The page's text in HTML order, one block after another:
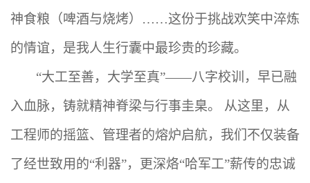
神食粮（啤酒与烧烤） ……这份于挑战欢笑中淬炼
的情谊，是我人生行囊中最珍贵的珍藏。
“大工至善，大学至真”——八字校训，早已融
入血脉，铸就精神脊梁与行事圭臬。 从这里，从
工程师的摇篮、管理者的熔炉启航，我们不仅装备
了经世致用的“利器”，更深烙“哈军工”薪传的忠诚